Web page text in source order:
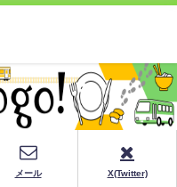
メール X(Twitter)